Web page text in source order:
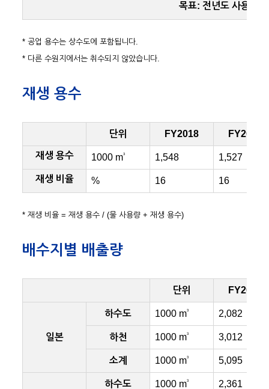
목표: 전년도 사용량(
* 공업 용수는 상수도에 포함됩니다.
* 다른 수원지에서는 취수되지 않았습니다.
재생 용수
단위 FY2018 FY2019
재생 용수 1000 m3 1,548 1,527
재생 비율 % 16 16
* 재생 비율 = 재생 용수 / (물 사용량 + 재생 용수)
배수지별 배출량
단위 FY2018
일본
하수도 1000 m3 2,082
하천 1000 m3 3,012
소계 1000 m3 5,095
하수도 1000 m3 2,361